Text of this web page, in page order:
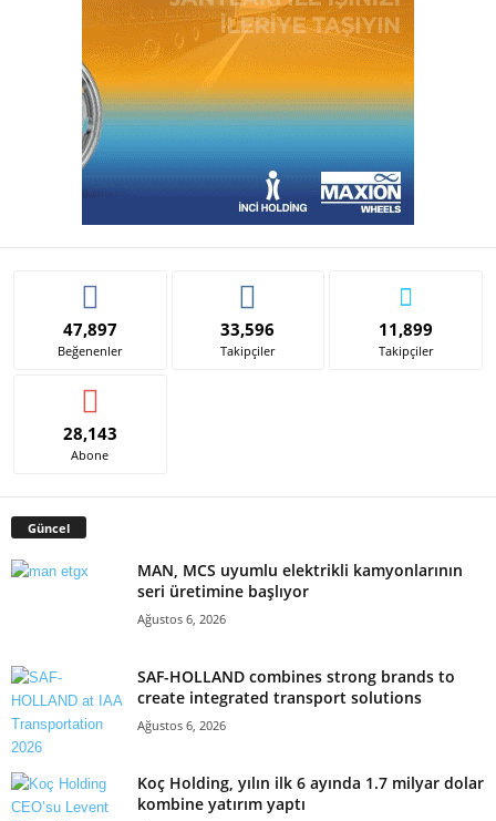
47,897
Beğenenler
33,596
Takipçiler
11,899
Takipçiler
28,143
Abone
Güncel
MAN, MCS uyumlu elektrikli kamyonlarının
seri üretimine başlıyor
Ağustos 6, 2026
SAF-HOLLAND combines strong brands to
create integrated transport solutions
Ağustos 6, 2026
Koç Holding, yılın ilk 6 ayında 1.7 milyar dolar
kombine yatırım yaptı